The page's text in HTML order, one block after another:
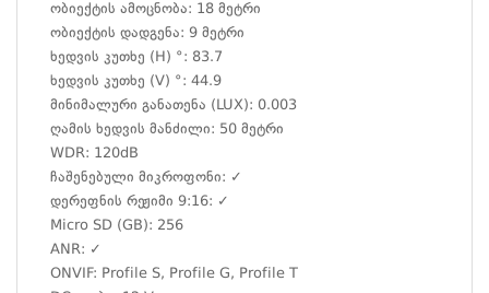
ობიექტის ამოცნობა: 18 მეტრი
ობიექტის დადგენა: 9 მეტრი
ხედვის კუთხე (H) °: 83.7
ხედვის კუთხე (V) °: 44.9
მინიმალური განათენა (LUX): 0.003
ღამის ხედვის მანძილი: 50 მეტრი
WDR: 120dB
ჩაშენებული მიკროფონი: ✓
დერეფნის რეჟიმი 9:16: ✓
Micro SD (GB): 256
ANR: ✓
ONVIF: Profile S, Profile G, Profile T